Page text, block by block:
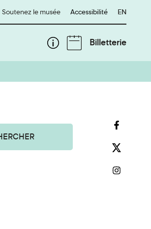
Soutenez le musée Accessibilité English
EN
Billetterie